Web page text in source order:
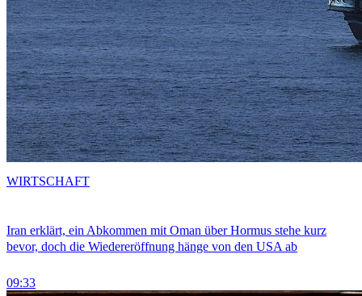
Iran erklärt, ein Abkommen mit Oman über Hormus stehe kurz
bevor, doch die Wiedereröffnung hänge von den USA ab
09:33
WIRTSCHAFT